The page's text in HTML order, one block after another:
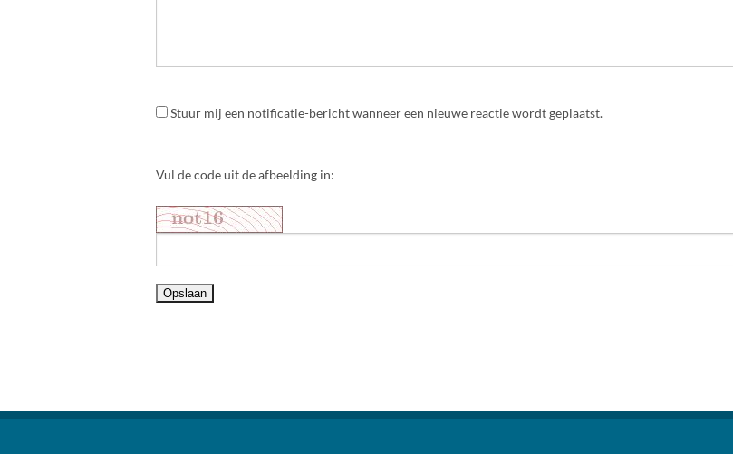
Stuur mij een notificatie-bericht wanneer een nieuwe reactie wordt geplaatst.
Vul de code uit de afbeelding in: